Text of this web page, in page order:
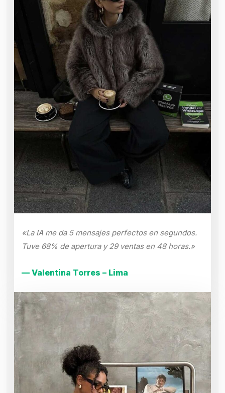
«La IA me da 5 mensajes perfectos en segundos.
Tuve 68% de apertura y 29 ventas en 48 horas.»
— Valentina Torres – Lima